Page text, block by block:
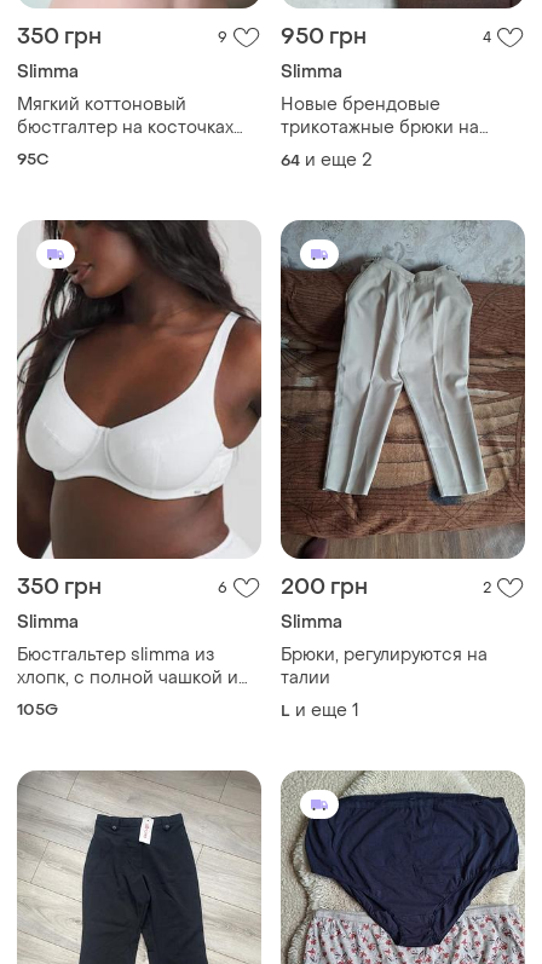
350 грн 9
Slimma
Мягкий коттоновый
бюстгалтер на косточках
slimma, eur 95c
95C
950 грн 4
Slimma
Новые брендовые
трикотажные брюки на
резинке р.26-30(28s)
супербатал!
64 и еще 2
350 грн 6
Slimma
Бюстгальтер slimma из
хлопк, с полной чашкой и
косточками.
105G
200 грн 2
Slimma
Брюки, регулируются на
талии
L и еще 1